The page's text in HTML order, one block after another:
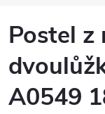
Postel z
A0549